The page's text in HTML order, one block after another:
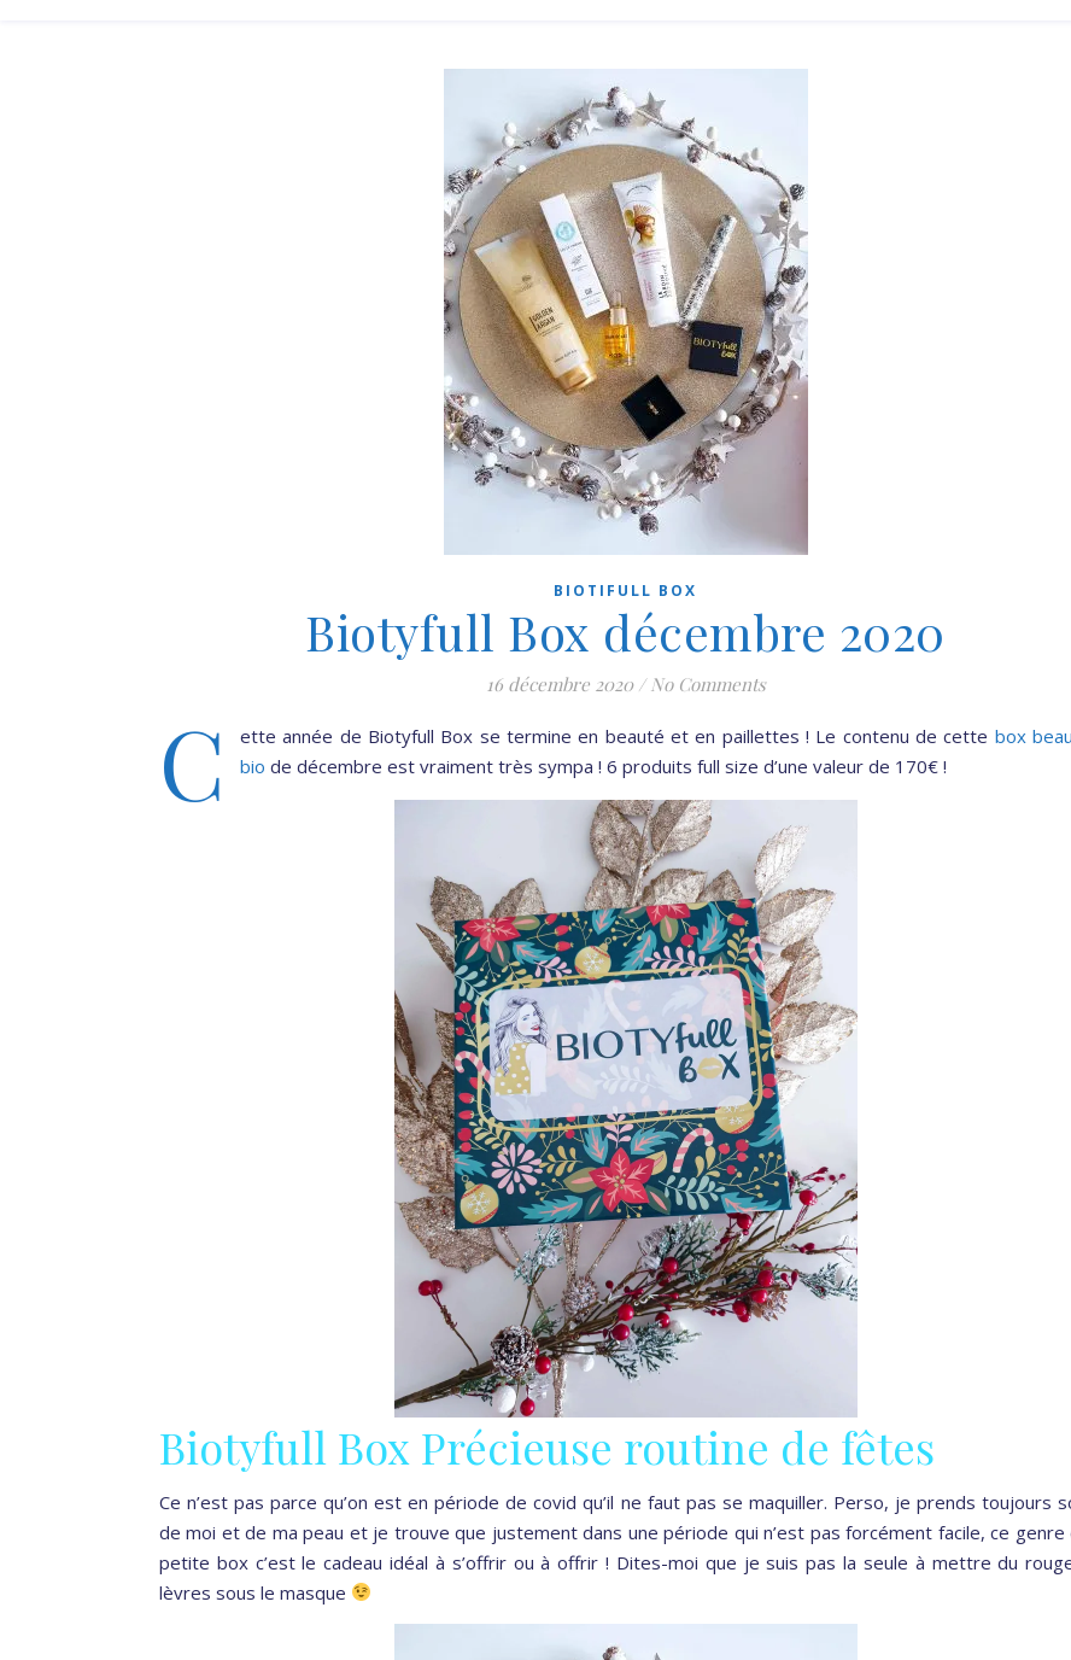
BIOTIFULL BOX
Biotyfull Box décembre 2020
16 décembre 2020 / No Comments
C ette année de Biotyfull Box se termine en beauté et en paillettes ! Le contenu de cette box
bio de décembre est vraiment très sympa ! 6 produits full size d’une valeur de 170€ !
Biotyfull Box Précieuse routine de fêtes
Ce n’est pas parce qu’on est en période de covid qu’il ne faut pas se maquiller. Perso, je prends toujours
de moi et de ma peau et je trouve que justement dans une période qui n’est pas forcément facile, ce genre
petite box c’est le cadeau idéal à s’offrir ou à offrir ! Dites-moi que je suis pas la seule à mettre du
lèvres sous le masque